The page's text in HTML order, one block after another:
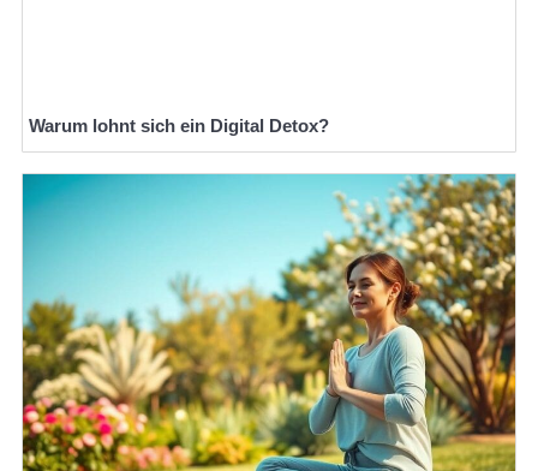
Warum lohnt sich ein Digital Detox?